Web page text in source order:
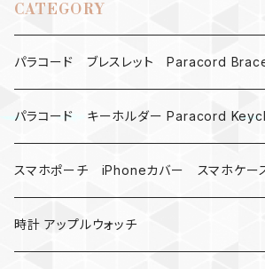
CATEGORY
パラコード ブレスレット Paracord
MAD MAX
バックル
バックル無し
パラコード キーホルダー Paracord
ハロウィン
コンパス
スマホポーチ iPhoneカバー スマホケー
楽天ミニ ケース
時計 アップルウォッチ